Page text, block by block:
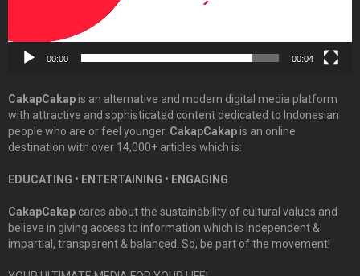
00:00 00:04
CakapCakapis an alternative and modern digital media platform
with attractive and sophisticated content dedicated to Indonesian
people who are or feel younger. CakapCakapis an online
destination with over 14,000+ articles which is:
EDUCATING • ENTERTAINING • ENGAGING
CakapCakap cares about the sustainability of cultural values and
believe in giving access to information which is independent &
impartial, transparent & balanced. So, be part of the movement!